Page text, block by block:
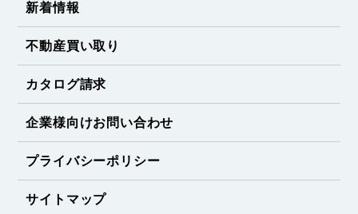
新着情報
不動産買い取り
カタログ請求
企業様向けお問い合わせ
プライバシーポリシー
サイトマップ